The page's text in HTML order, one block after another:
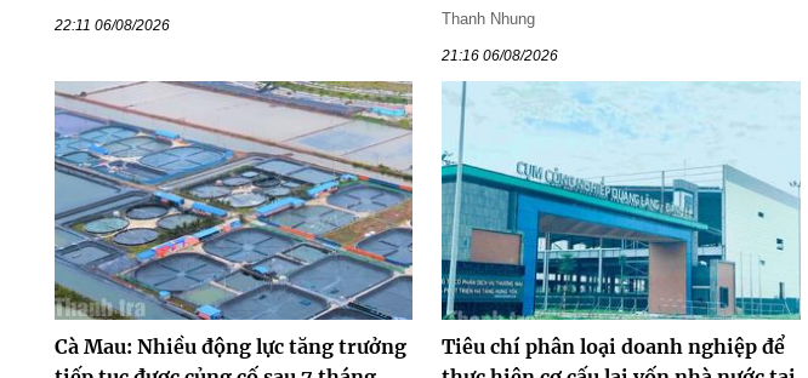
22:11 06/08/2026 Thanh Nhung
21:16 06/08/2026
Cà Mau: Nhiều động lực tăng trưởng
Tiêu chí phân loại doanh nghiệp để